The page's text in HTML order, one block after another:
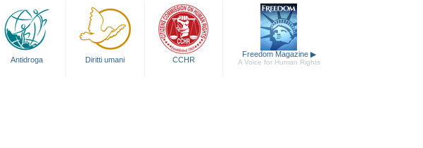
Antidroga Diritti umani CCHR
Freedom Magazine ▶
A Voice for Human Rights